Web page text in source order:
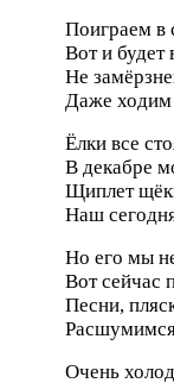
Поиграем в
Вот и будет
Не
Даже ходим
Ёлки все
В декабре
Щиплет
Наш
Но его мы
Вот сейчас
Песни,
Очень